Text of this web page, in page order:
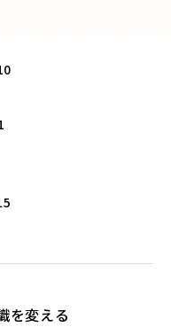
を変える